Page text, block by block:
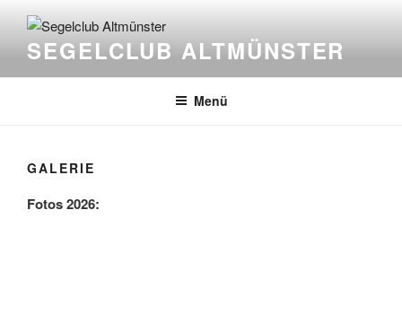
Inhalt
springenSEGELCLUB ALTMÜNSTER
Menü
GALERIE
Fotos 2026: